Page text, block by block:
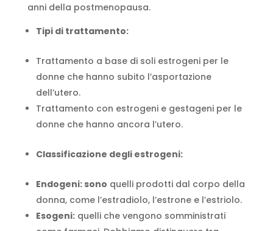
anni della postmenopausa.
Tipi di trattamento:
Trattamento a base di soli estrogeni per le
donne che hanno subito l’asportazione
dell’utero.
Trattamento con estrogeni e gestageni per le
donne che hanno ancora l’utero.
Classificazione degli estrogeni:
Endogeni: sono quelli prodotti dal corpo della
donna, come l’estradiolo, l’estrone e l’estriolo.
Esogeni:quelli che vengono somministrati